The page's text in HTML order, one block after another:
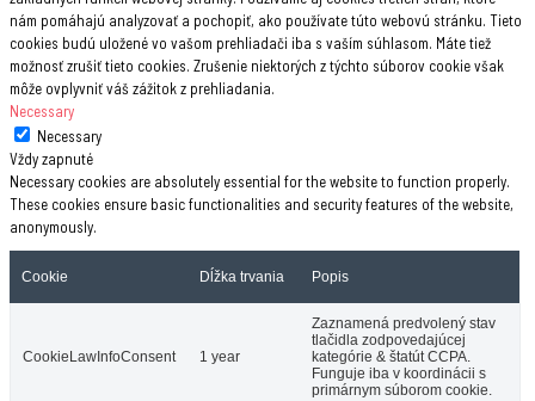
nám pomáhajú analyzovať a pochopiť, ako používate túto webovú stránku. Tieto
cookies budú uložené vo vašom prehliadači iba s vaším súhlasom. Máte tiež
možnosť zrušiť tieto cookies. Zrušenie niektorých z týchto súborov cookie však
môže ovplyvniť váš zážitok z prehliadania.
Necessary
Necessary
Vždy zapnuté
Necessary cookies are absolutely essential for the website to function properly.
These cookies ensure basic functionalities and security features of the website,
anonymously.
Cookie Dĺžka trvania Popis
CookieLawInfoConsent 1 year
Zaznamená predvolený stav
tlačidla zodpovedajúcej
kategórie & štatút CCPA.
Funguje iba v koordinácii s
primárnym súborom cookie.